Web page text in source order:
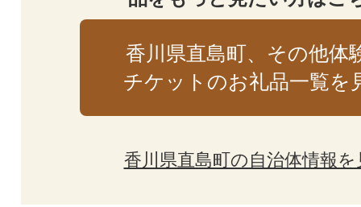
香川県直島町、その他体
チケットのお礼品一覧を
香川県直島町の自治体情報を